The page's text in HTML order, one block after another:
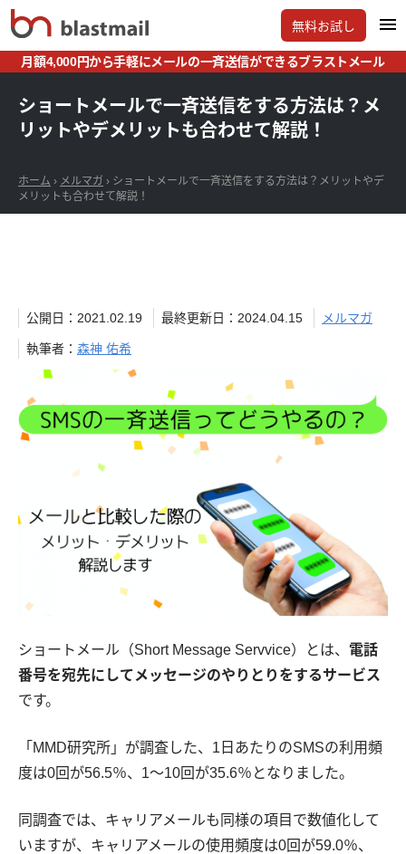
無料お試し
月額4,000円から手軽にメールの一斉送信ができるブラストメール
ショートメールで一斉送信をする方法は？メ
リットやデメリットも合わせて解説！
ホーム › メルマガ › ショートメールで一斉送信をする方法は？メリットやデ
メリットも合わせて解説！
公開日：2021.02.19 最終更新日：2024.04.15 メルマガ
執筆者： 森神 佑希
ショートメール（Short Message Servvice）とは、 電話
番号を宛先にしてメッセージのやりとりをするサービス
です。
「MMD研究所」が調査した、1日あたりのSMSの利用頻
度は0回が56.5％、1〜10回が35.6％となりました。
同調査では、キャリアメールも同様の項目で数値化して
いますが、キャリアメールの使用頻度は0回が59.0％、